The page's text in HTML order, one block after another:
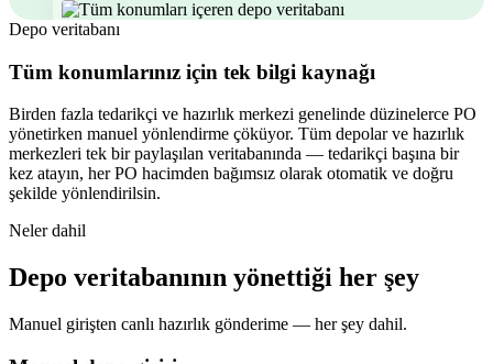
Depo veritabanı
Tüm konumlarınız için tek bilgi kaynağı
Birden fazla tedarikçi ve hazırlık merkezi genelinde düzinelerce PO
yönetirken manuel yönlendirme çöküyor. Tüm depolar ve hazırlık
merkezleri tek bir paylaşılan veritabanında — tedarikçi başına bir
kez atayın, her PO hacimden bağımsız olarak otomatik ve doğru
şekilde yönlendirilsin.
Neler dahil
Depo veritabanının yönettiği her şey
Manuel girişten canlı hazırlık gönderime — her şey dahil.